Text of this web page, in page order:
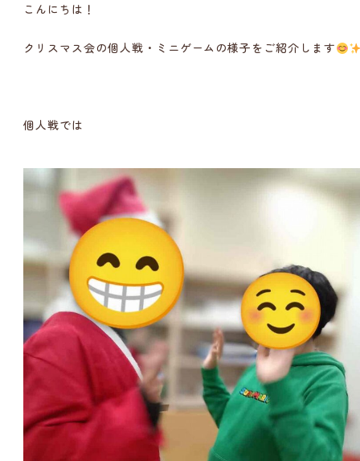
こんにちは！
クリスマス会の個人戦・ミニゲームの様子をご紹介します
個人戦では